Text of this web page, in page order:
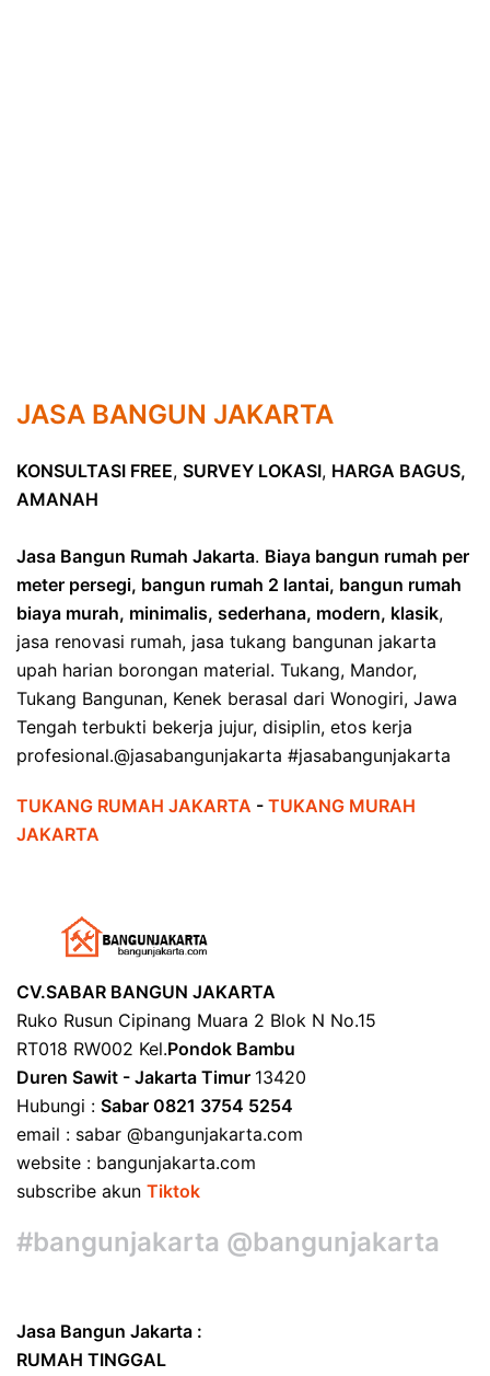
JASA BANGUN JAKARTA
KONSULTASI FREE, SURVEY LOKASI, HARGA BAGUS,
AMANAH
Jasa Bangun Rumah Jakarta. Biaya bangun rumah per
meter persegi, bangun rumah 2 lantai, bangun rumah
biaya murah, minimalis, sederhana, modern, klasik,
jasa renovasi rumah, jasa tukang bangunan jakarta
upah harian borongan material. Tukang, Mandor,
Tukang Bangunan, Kenek berasal dari Wonogiri, Jawa
Tengah terbukti bekerja jujur, disiplin, etos kerja
profesional.@jasabangunjakarta #jasabangunjakarta
TUKANG RUMAH JAKARTA - TUKANG MURAH
JAKARTA
CV.SABAR BANGUN JAKARTA
Ruko Rusun Cipinang Muara 2 Blok N No.15
RT018 RW002 Kel.Pondok Bambu
Duren Sawit - Jakarta Timur 13420
Hubungi : Sabar 0821 3754 5254
email : sabar @bangunjakarta.com
website : bangunjakarta.com
subscribe akun Tiktok
#bangunjakarta @bangunjakarta
Jasa Bangun Jakarta :
RUMAH TINGGAL